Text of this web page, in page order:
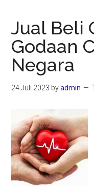
Jual Beli
Godaan
Negara
24 Juli 2023 byadmin